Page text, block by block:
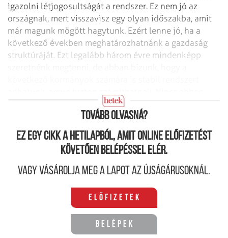
igazolni létjogosultságát a rendszer. Ez nem jó az
országnak, mert visszavisz egy olyan időszakba, amit
már magunk mögött hagytunk. Ezért lenne jó, ha a
következő években meghatározhatnánk a gazdaság
struktúráját. Ezt legalább három évre mindenképp
Tovább olvasná?
Ez egy cikk a hetilapból, amit online előfizetést
követően belépéssel elér.
Vagy vásárolja meg a lapot az újságárusoknál.
Előfizetek
Belépek